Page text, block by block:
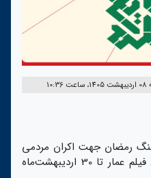
رمضان جهت اکران مردمی
و تلویزیونی به جشنواره مردمی فیلم عمار تا 30 اردیبهشت‌ماه